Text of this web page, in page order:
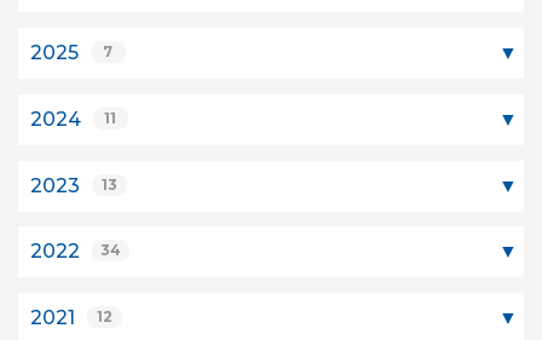
2025 7
2024 11
2023 13
2022 34
2021 12